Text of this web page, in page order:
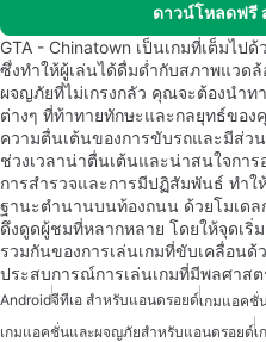
ดาวน์โหลดฟรี
GTA - Chinatown เป็นเกมที่เต็มไ
ซึ่งทำให้ผู้เล่นได้ดื่มด่ำกับสภาพแวด
ผจญภัยที่ไม่เกรงกลัว คุณจะต้องนำท
ต่างๆ ที่ท้าทายทักษะและกลยุทธ์ขอ
ความตื่นเต้นของการขับรถและมีส่
ช่วงเวลาน่าตื่นเต้นและน่าสนใจกา
การสำรวจและการมีปฏิสัมพันธ์ ทำใ
ฐานะตำนานบนท้องถนน ด้วยโมเดล
ดึงดูดผู้ชมที่หลากหลาย โดยให้จุดเริ่
รวมกันของการเล่นเกมที่ขับเคลื่อนด้
ประสบการณ์การเล่นเกมที่มีพลศาส
Androidจีทีเอ สำหรับแอนดรอยด์เกมแอคชั่
เกมแอคชั่นและผจญภัยสำหรับแอนดรอยด์เ